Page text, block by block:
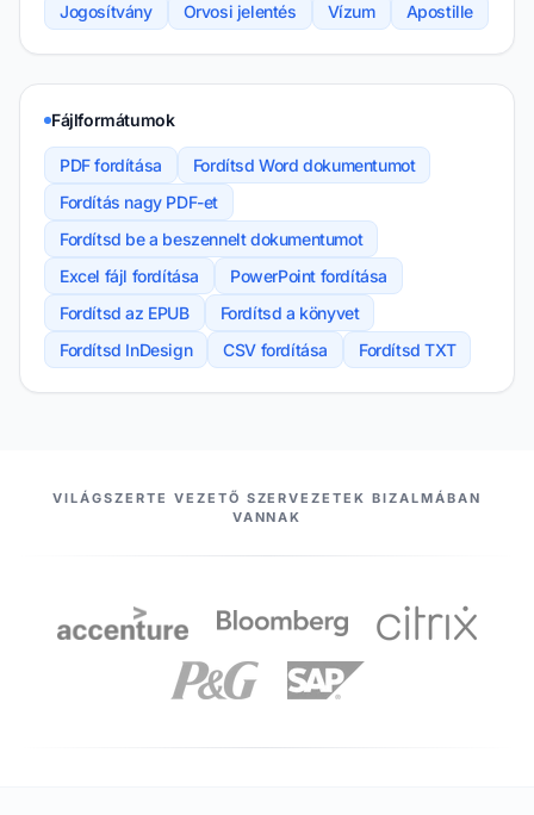
Jogosítvány
Orvosi jelentés Vízum Apostille
Fájlformátumok
PDF fordítása
Fordítsd Word dokumentumot
Fordítás nagy PDF-et
Fordítsd be a beszennelt dokumentumot
Excel fájl fordítása
PowerPoint fordítása
Fordítsd az EPUB
Fordítsd a könyvet
Fordítsd InDesign
CSV fordítása Fordítsd TXT
PARTNEREINK
VILÁGSZERTE VEZETŐ SZERVEZETEK BIZALMÁBAN
VANNAK